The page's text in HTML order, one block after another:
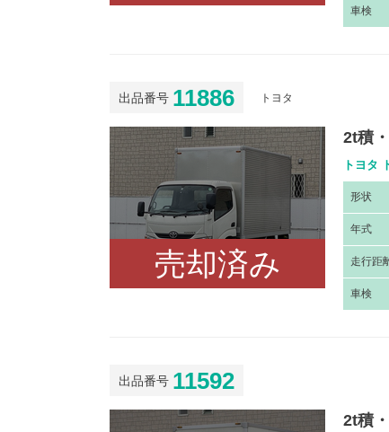
車検
出品番号 11886 トヨタ
売却済み
2t積
トヨタ
形状
年式
走行距
車検
出品番号 11592
2t積